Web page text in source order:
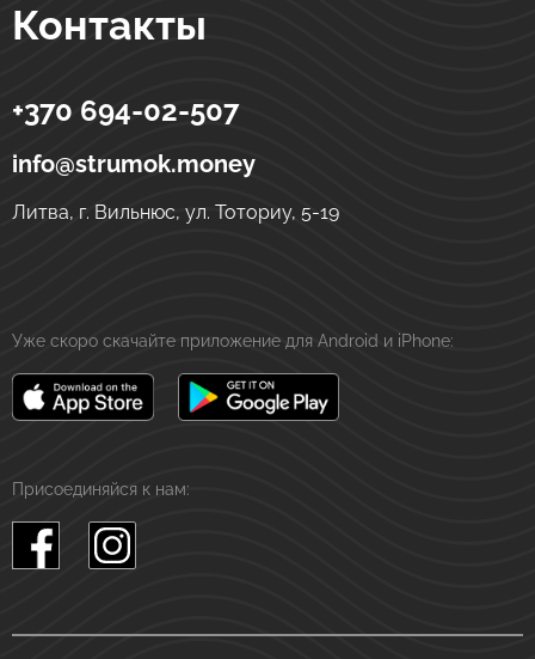
Контакты
Strumok
Денежные переводы в Украине
ул. Тоториу, 5-19
+370 694-02-507
info@strumok.money
Литва, г. Вильнюс, ул. Тоториу, 5-19
Уже скоро скачайте приложение для Android и iPhone:
Присоединяйся к нам: